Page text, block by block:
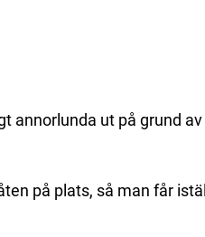
annorlunda ut på grund
på plats, så man får